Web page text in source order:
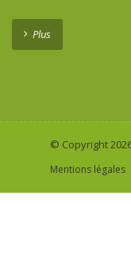
Plus
© Copyright
Mentions légales